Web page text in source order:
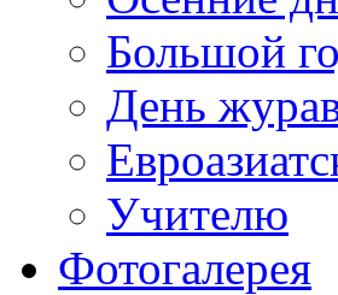
Большой
День
Учителю
Фотогалерея